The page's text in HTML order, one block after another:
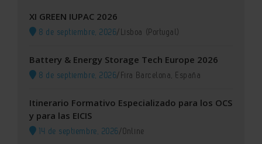
XI GREEN IUPAC 2026
8 de septiembre, 2026/Lisboa (Portugal)
Battery & Energy Storage Tech Europe 2026
8 de septiembre, 2026/Fira Barcelona, España
Itinerario Formativo Especializado para los OCS
y para las EICIS
14 de septiembre, 2026/Online